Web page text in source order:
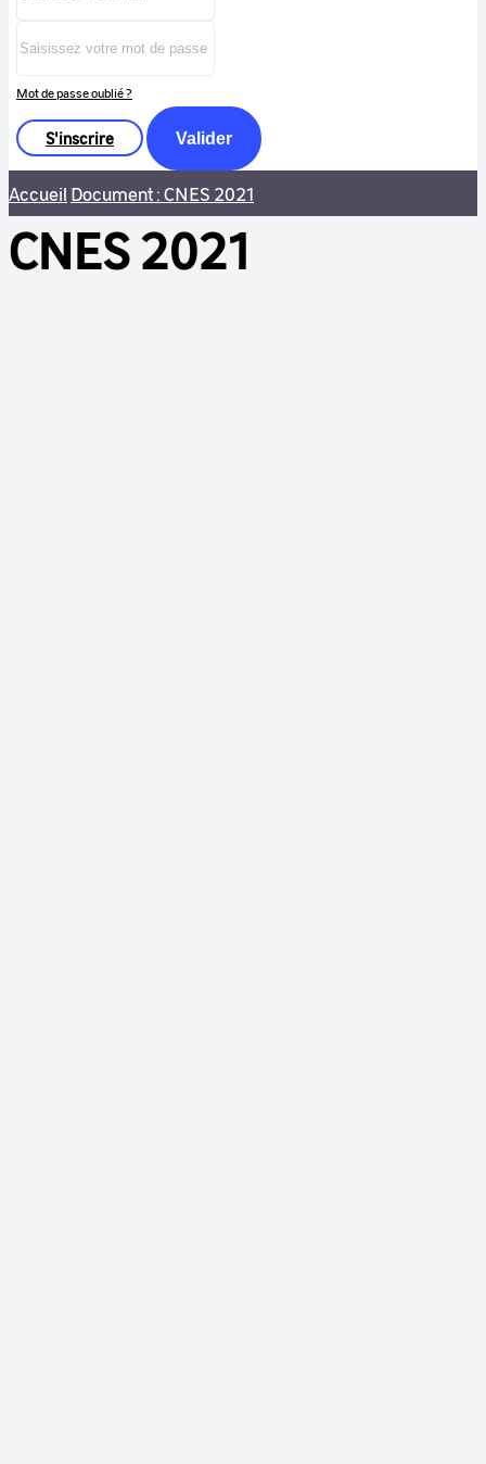
Mot de passe oublié ?
S'inscrire Valider
Accueil Document : CNES 2021
CNES 2021